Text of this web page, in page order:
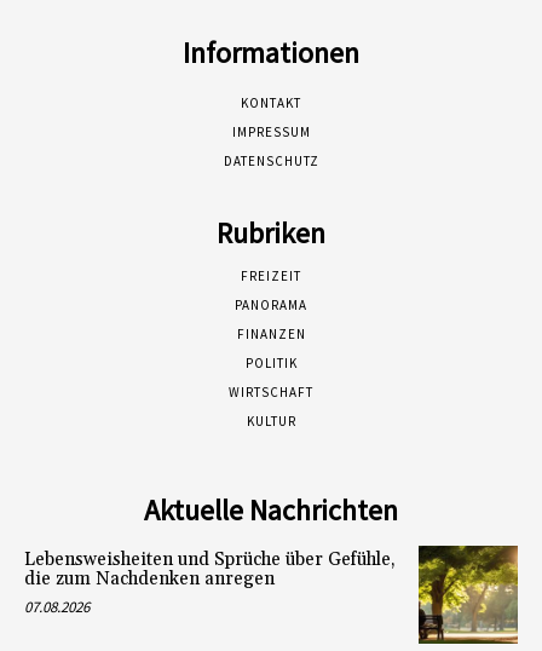
Informationen
KONTAKT
IMPRESSUM
DATENSCHUTZ
Rubriken
FREIZEIT
PANORAMA
FINANZEN
POLITIK
WIRTSCHAFT
KULTUR
Aktuelle Nachrichten
Lebensweisheiten und Sprüche über Gefühle,
die zum Nachdenken anregen
07.08.2026